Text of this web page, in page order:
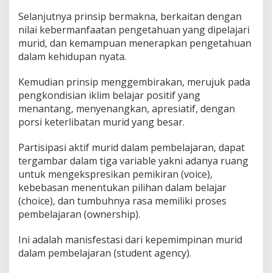
Selanjutnya prinsip bermakna, berkaitan dengan
nilai kebermanfaatan pengetahuan yang dipelajari
murid, dan kemampuan menerapkan pengetahuan
dalam kehidupan nyata.
Kemudian prinsip menggembirakan, merujuk pada
pengkondisian iklim belajar positif yang
menantang, menyenangkan, apresiatif, dengan
porsi keterlibatan murid yang besar.
Partisipasi aktif murid dalam pembelajaran, dapat
tergambar dalam tiga variable yakni adanya ruang
untuk mengekspresikan pemikiran (voice),
kebebasan menentukan pilihan dalam belajar
(choice), dan tumbuhnya rasa memiliki proses
pembelajaran (ownership).
Ini adalah manisfestasi dari kepemimpinan murid
dalam pembelajaran (student agency).